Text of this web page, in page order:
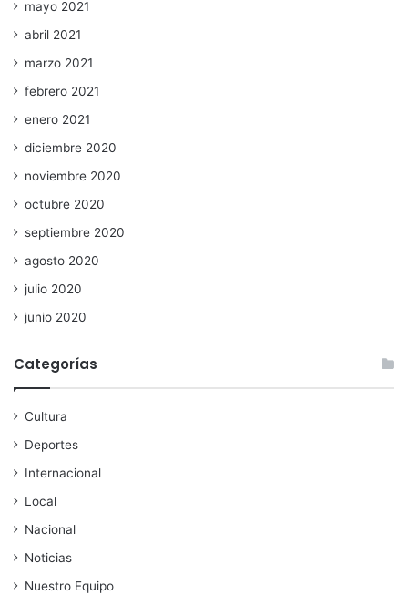
mayo 2021
abril 2021
marzo 2021
febrero 2021
enero 2021
diciembre 2020
noviembre 2020
octubre 2020
septiembre 2020
agosto 2020
julio 2020
junio 2020
Categorías
Cultura
Deportes
Internacional
Local
Nacional
Noticias
Nuestro Equipo